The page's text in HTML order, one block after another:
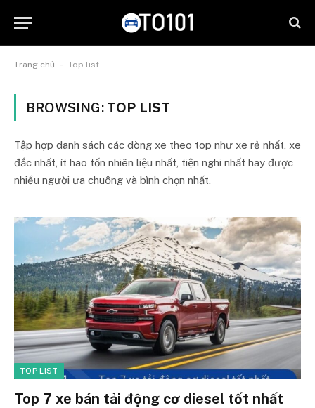
Trang chủ - Top list
BROWSING: TOP LIST
Tập hợp danh sách các dòng xe theo top như xe rẻ nhất, xe
đắc nhất, ít hao tốn nhiên liệu nhất, tiện nghi nhất hay được
nhiều người ưa chuộng và bình chọn nhất.
TOP LIST
Top 7 xe bán tải động cơ diesel tốt nhất